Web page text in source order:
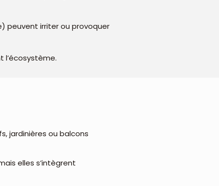
peuvent irriter ou provoquer
jardinières ou balcons
elles s’intègrent